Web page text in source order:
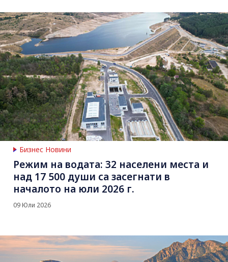
Бизнес Новини
Режим на водата: 32 населени места и
над 17 500 души са засегнати в
началото на юли 2026 г.
09 Юли 2026